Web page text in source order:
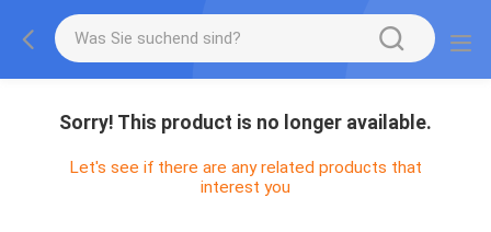
Sorry! This product is no longer available.
Let's see if there are any related products that
interest you